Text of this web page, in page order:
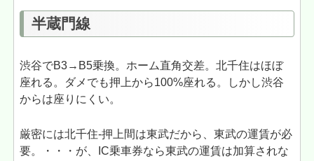
半蔵門線
渋谷でB3→B5乗換。ホーム直角交差。北千住はほぼ
座れる。ダメでも押上から100%座れる。しかし渋谷
からは座りにくい。
厳密には北千住-押上間は東武だから、東武の運賃が必
要。・・・が、IC乗車券なら東武の運賃は加算されな